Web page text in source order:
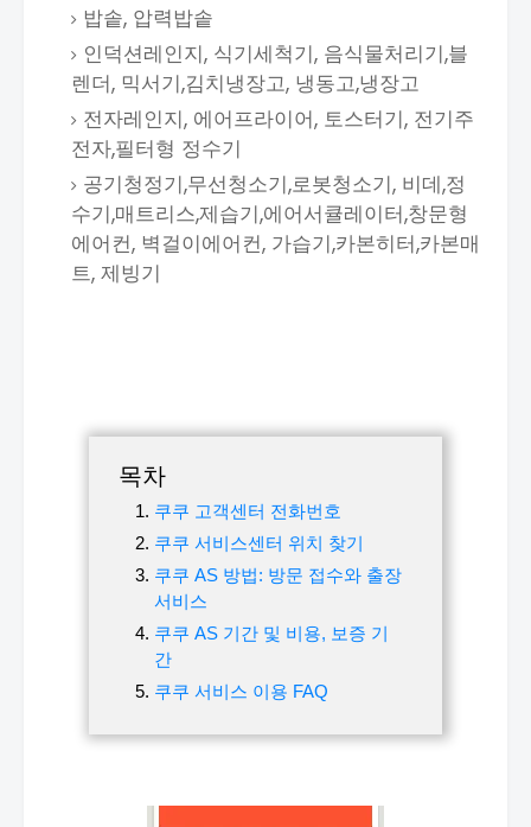
밥솥, 압력밥솥
인덕션레인지, 식기세척기, 음식물처리기,블
렌더, 믹서기,김치냉장고, 냉동고,냉장고
전자레인지, 에어프라이어, 토스터기, 전기주
전자,필터형 정수기
공기청정기,무선청소기,로봇청소기, 비데,정
수기,매트리스,제습기,에어서큘레이터,창문형
에어컨, 벽걸이에어컨, 가습기,카본히터,카본매
트, 제빙기
목차
쿠쿠 고객센터 전화번호
쿠쿠 서비스센터 위치 찾기
쿠쿠 AS 방법: 방문 접수와 출장
서비스
쿠쿠 AS 기간 및 비용, 보증 기
간
쿠쿠 서비스 이용 FAQ